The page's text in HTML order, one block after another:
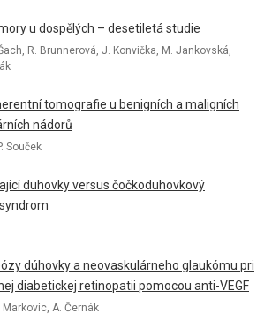
u dospělých – desetiletá studie
R. Brunnerová, J. Konvička, M. Jankovská,
tomografie u benigních a maligních
nádorů
Souček
duhovky versus čočkoduhovkový
dúhovky a neovaskulárneho glaukómu pri
diabetickej retinopatii pomocou anti-VEGF
Markovic, A. Černák